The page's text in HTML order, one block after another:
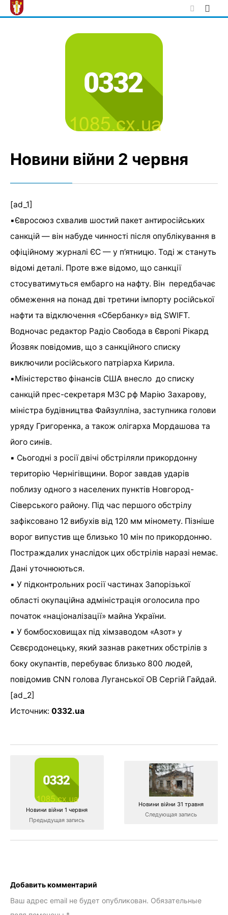
Skip
to
Новини війни 2 червня
[ad_1]
▪️Євросоюз схвалив шостий пакет антиросійських
санкцій — він набуде чинності після опублікування в
офіційному журналі ЄС — у п’ятницю. Тоді ж стануть
відомі деталі. Проте вже відомо, що санкції
стосуватимуться ембарго на нафту. Він передбачає
обмеження на понад дві третини імпорту російської
нафти та відключення «Сбербанку» від SWIFT.
Водночас редактор Радіо Свобода в Європі Рікард
Йозвяк повідомив, що з санкційного списку
виключили російського патріарха Кирила.
▪️Міністерство фінансів США внесло до списку
санкцій прес-секретаря МЗС рф Марію Захарову,
міністра будівництва Файзулліна, заступника голови
уряду Григоренка, а також олігарха Мордашова та
його синів.
▪️ Сьогодні з росії двічі обстріляли прикордонну
територію Чернігівщини. Ворог завдав ударів
поблизу одного з населених пунктів Новгород-
Сіверського району. Під час першого обстрілу
зафіксовано 12 вибухів від 120 мм міномету. Пізніше
ворог випустив ще близько 10 мін по прикордонню.
Постраждалих унаслідок цих обстрілів наразі немає.
Дані уточнюються.
▪️ У підконтрольних росії частинах Запорізької
області окупаційна адміністрація оголосила про
початок «націоналізації» майна України.
▪️ У бомбосховищах під хімзаводом «Азот» у
Сєвєродонецьку, який зазнав ракетних обстрілів з
боку окупантів, перебуває близько 800 людей,
повідомив CNN голова Луганської ОВ Сергій Гайдай.
[ad_2]
Источник: 0332.ua
Новини війни 1 червня
Предыдущая запись
Новини війни 31 травня
Следующая запись
Добавить комментарий
Ваш адрес email не будет опубликован. Обязательные